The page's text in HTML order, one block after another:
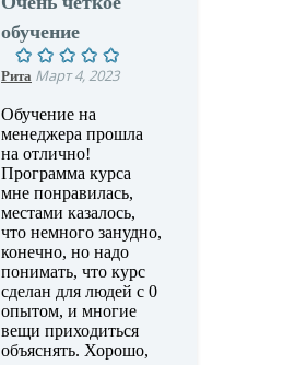
обучение
Рита Март 4, 2023
Обучение на
менеджера прошла
на отлично!
Программа курса
мне понравилась,
местами казалось,
что немного занудно,
конечно, но надо
понимать, что курс
сделан для людей с 0
опытом, и многие
вещи приходиться
объяснять. Хорошо,